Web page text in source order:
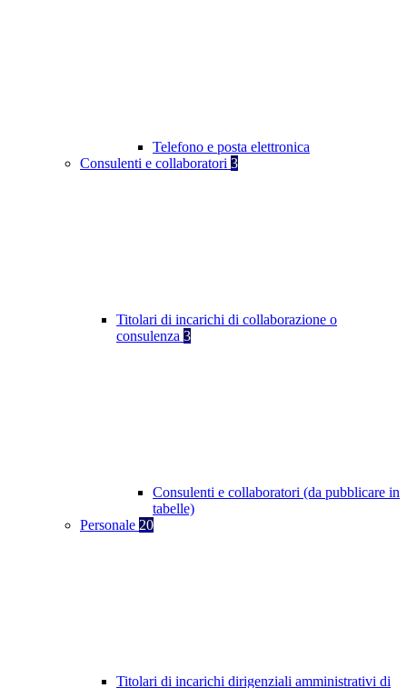
Telefono e posta elettronica
Consulenti e collaboratori 3
Titolari di incarichi di collaborazione o
consulenza 3
Consulenti e collaboratori (da pubblicare in
tabelle)
Personale 20
Titolari di incarichi dirigenziali amministrativi di